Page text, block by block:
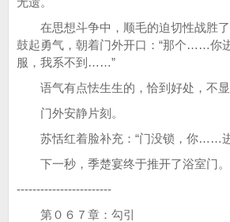
在思想斗争中，顺毛的迫切性战胜了
鼓起勇气，朝着门外开口：“那个……你
服，我系不到……”
语气有点怯生生的，恰到好处，不显
门外安静片刻。
苏恬红着脸补充：“门没锁，你……
下一秒，季楚宴终于推开了浴室门。
------------------------
第０６７章：勾引